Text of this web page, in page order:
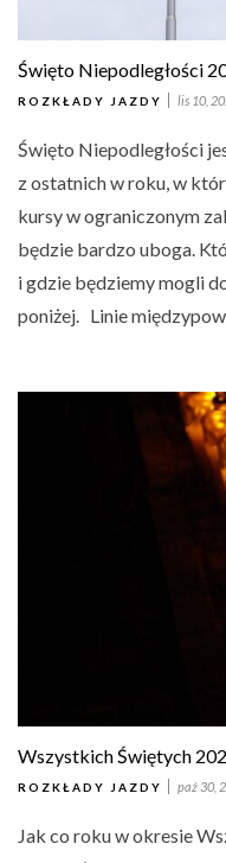
Święto Niepodległości
ROZKŁADY JAZDY lis 10,
Święto Niepodległości
z ostatnich w roku, w
kursy w ograniczonym
będzie bardzo uboga.
i gdzie będziemy mogli
poniżej. Linie
Wszystkich Świętych
ROZKŁADY JAZDY paź 30,
Jak co roku w okresie